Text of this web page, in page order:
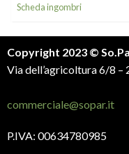
Scheda ingombri
Copyright 2023 ©
Via dell’agricoltura 6/8 –
commerciale@sopar.it
P.IVA: 00634780985